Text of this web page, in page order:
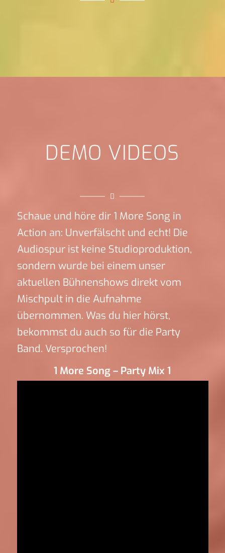
DEMO VIDEOS
Schaue und höre dir 1 More Song in
Action an: Unverfälscht und echt! Die
Audiospur ist keine Studioproduktion,
sondern wurde bei einem unser
aktuellen Bühnenshows direkt vom
Mischpult in die Aufnahme
übernommen. Was du hier hörst,
bekommst du auch so für die Party
Band. Versprochen!
1 More Song – Party Mix 1